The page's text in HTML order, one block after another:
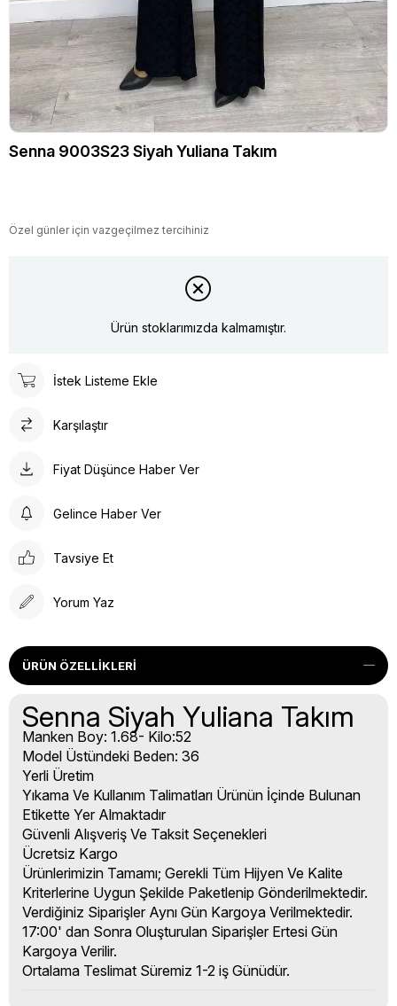
Senna 9003S23 Siyah Yuliana Takım
Özel günler için vazgeçilmez tercihiniz
Ürün stoklarımızda kalmamıştır.
İstek Listeme Ekle
Karşılaştır
Fiyat Düşünce Haber Ver
Gelince Haber Ver
Tavsiye Et
Yorum Yaz
ÜRÜN ÖZELLIKLERI
Senna Siyah Yuliana Takım
Manken Boy: 1.68- Kilo:52
Model Üstündeki Beden: 36
Yerli Üretim
Yıkama Ve Kullanım Talimatları Ürünün İçinde Bulunan
Etikette Yer Almaktadır
Güvenli Alışveriş Ve Taksit Seçenekleri
Ücretsiz Kargo
Ürünlerimizin Tamamı; Gerekli Tüm Hijyen Ve Kalite
Kriterlerine Uygun Şekilde Paketlenip Gönderilmektedir.
Verdiğiniz Siparişler Aynı Gün Kargoya Verilmektedir.
17:00' dan Sonra Oluşturulan Siparişler Ertesi Gün
Kargoya Verilir.
Ortalama Teslimat Süremiz 1-2 iş Günüdür.